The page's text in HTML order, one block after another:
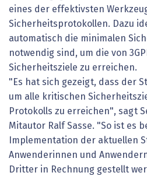
eines der effektivsten
Sicherheitsprotokollen. Dazu
automatisch die minimalen
notwendig sind, um die von
Sicherheitsziele zu erreichen.
"Es hat sich gezeigt, dass der
um alle kritischen
Protokolls zu erreichen", sagt
Mitautor Ralf Sasse. "So ist es
Implementation der aktuellen
Anwenderinnen und
Dritter in Rechnung gestellt